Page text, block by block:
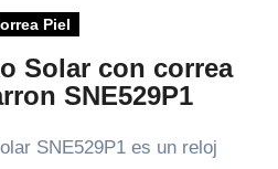
Piel
Solar con correa
SNE529P1